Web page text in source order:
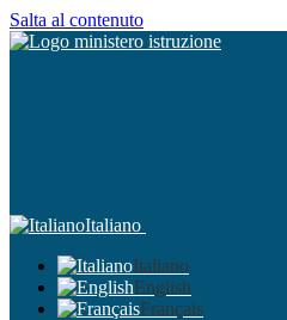
Salta al contenuto
Italiano
Italiano
English
Français